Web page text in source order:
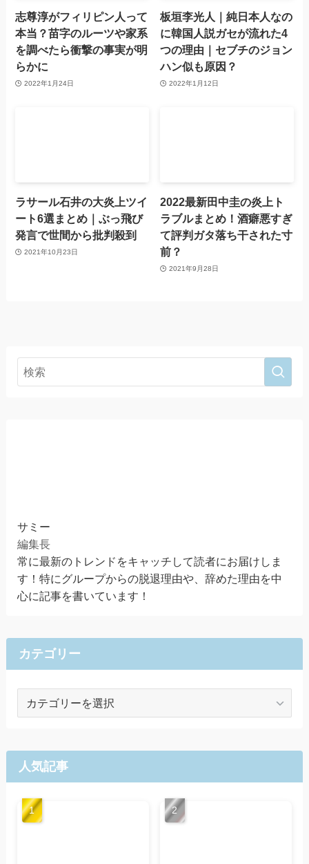
志尊淳がフィリピン人って
本当？苗字のルーツや家系
を調べたら衝撃の事実が明
らかに
2022年1月24日
板垣李光人｜純日本人なの
に韓国人説ガセが流れた4
つの理由｜セブチのジョン
ハン似も原因？
2022年1月12日
ラサール石井の大炎上ツイ
ート6選まとめ｜ぶっ飛び
発言で世間から批判殺到
2021年10月23日
2022最新田中圭の炎上ト
ラブルまとめ！酒癖悪すぎ
て評判ガタ落ち干された寸
前？
2021年9月28日
サミー
編集長
常に最新のトレンドをキャッチして読者にお届けしま
す！特にグループからの脱退理由や、辞めた理由を中
心に記事を書いています！
カテゴリー
リ
ー
人気記事